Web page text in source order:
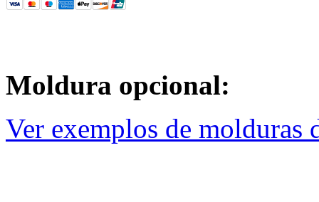
Moldura opcional:
Ver exemplos de molduras